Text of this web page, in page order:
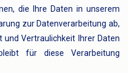
die Ihre Daten in unserem
zur Datenverarbeitung ab,
Vertraulichkeit Ihrer Daten
für diese Verarbeitung